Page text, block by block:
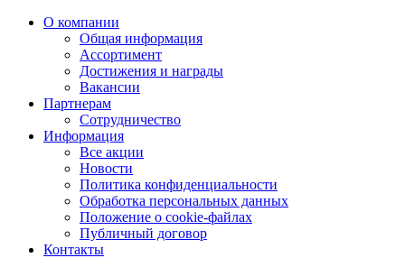
О компании
Общая информация
Ассортимент
Достижения и награды
Вакансии
Партнерам
Сотрудничество
Информация
Все акции
Новости
Политика конфиденциальности
Обработка персональных данных
Положение о cookie-файлах
Публичный договор
Контакты